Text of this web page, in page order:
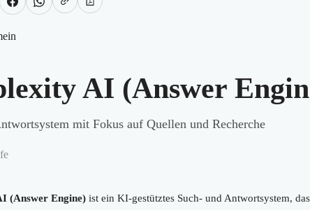
AI (Answer
mit Fokus auf Quellen und Recherche
(Answer Engine) ist ein KI-gestütztes Such- und Antwortsystem,